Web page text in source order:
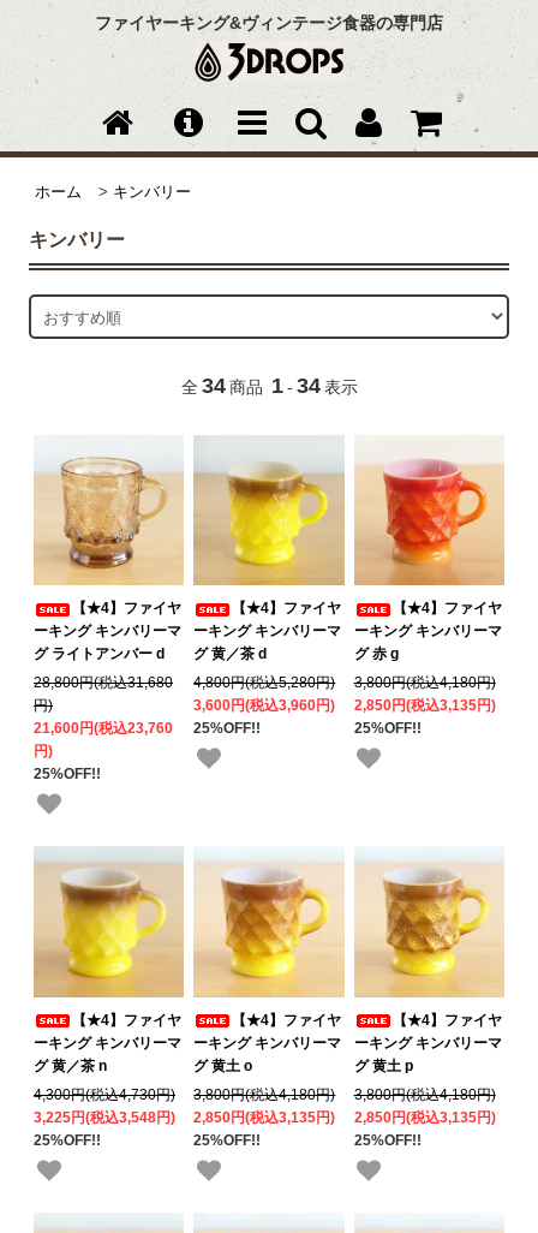
ファイヤーキング&ヴィンテージ食器の専門店
ホーム > キンバリー
キンバリー
全 34 商品 1 - 34 表示
【★4】ファイヤ
ーキング キンバリーマ
グ ライトアンバー d
28,800円(税込31,680
円)
21,600円(税込23,760
円)
25%OFF!!
【★4】ファイヤ
ーキング キンバリーマ
グ 黄／茶 d
4,800円(税込5,280円)
3,600円(税込3,960円)
25%OFF!!
【★4】ファイヤ
ーキング キンバリーマ
グ 赤 g
3,800円(税込4,180円)
2,850円(税込3,135円)
25%OFF!!
【★4】ファイヤ
ーキング キンバリーマ
グ 黄／茶 n
4,300円(税込4,730円)
3,225円(税込3,548円)
25%OFF!!
【★4】ファイヤ
ーキング キンバリーマ
グ 黄土 o
3,800円(税込4,180円)
2,850円(税込3,135円)
25%OFF!!
【★4】ファイヤ
ーキング キンバリーマ
グ 黄土 p
3,800円(税込4,180円)
2,850円(税込3,135円)
25%OFF!!